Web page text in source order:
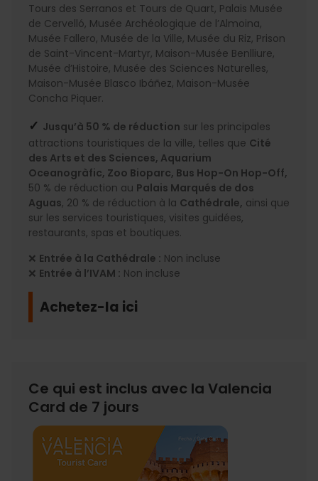
Tours des Serranos et Tours de Quart, Palais Musée
de Cervelló, Musée Archéologique de l’Almoina,
Musée Fallero, Musée de la Ville, Musée du Riz, Prison
de Saint-Vincent-Martyr, Maison-Musée Benlliure,
Musée d’Histoire, Musée des Sciences Naturelles,
Maison-Musée Blasco Ibáñez, Maison-Musée
Concha Piquer.
✓ Jusqu’à 50 % de réduction sur les principales
attractions touristiques de la ville, telles que Cité
des Arts et des Sciences, Aquarium
Oceanogràfic, Zoo Bioparc, Bus Hop-On Hop-Off,
50 % de réduction au Palais Marqués de dos
Aguas, 20 % de réduction à la Cathédrale, ainsi que
sur les services touristiques, visites guidées,
restaurants, spas et boutiques.
❌ Entrée à la Cathédrale : Non incluse
❌ Entrée à l’IVAM : Non incluse
Achetez-la ici
Ce qui est inclus avec la Valencia
Card de 7 jours